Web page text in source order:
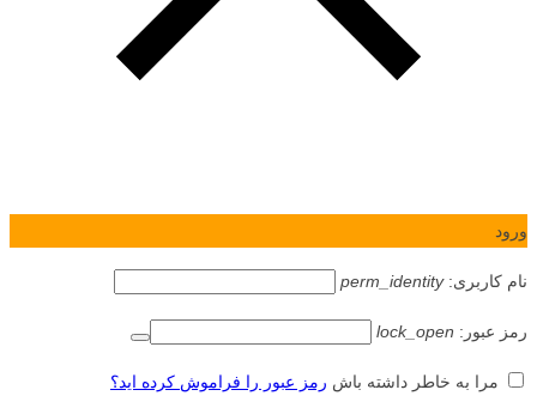
ورود
نام کاربری:perm_identity
رمز عبور: lock_open
مرا به خاطر داشته باش رمز عبور را فراموش کرده اید؟